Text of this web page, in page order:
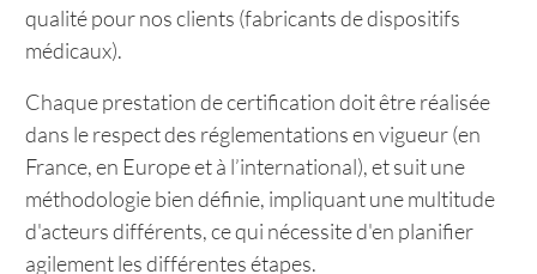
qualité pour nos clients (fabricants de dispositifs
médicaux).
Chaque prestation de certification doit être réalisée
dans le respect des réglementations en vigueur (en
France, en Europe et à l’international), et suit une
méthodologie bien définie, impliquant une multitude
d'acteurs différents, ce qui nécessite d'en planifier
agilement les différentes étapes.